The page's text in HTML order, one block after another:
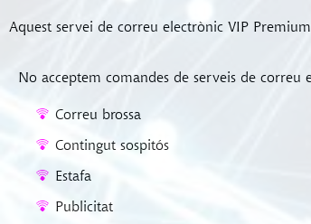
Aquest servei de correu electrònic VIP
No acceptem comandes de serveis de correu
Correu brossa
Contingut sospitós
Estafa
Publicitat